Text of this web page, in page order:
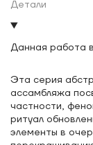
Детали
Данная работа
Эта серия
ассамбляжа
частности,
ритуал
элементы в